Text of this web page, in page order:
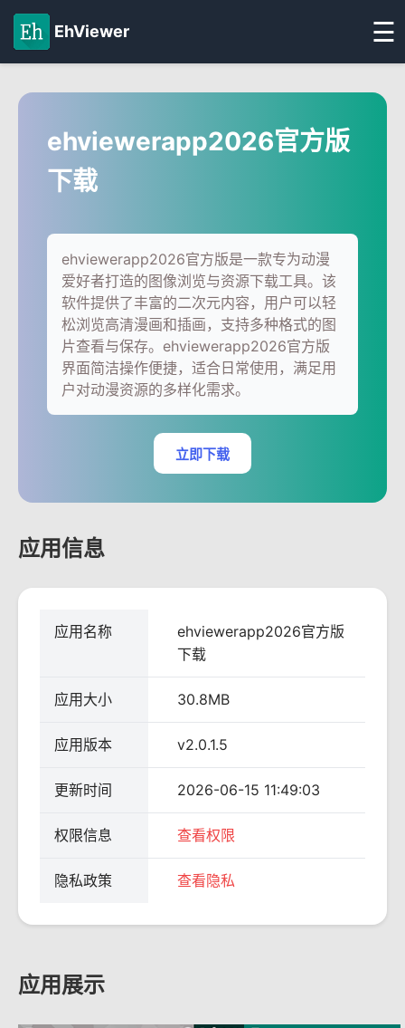
EhViewer ☰
ehviewerapp2026官方版
下载
ehviewerapp2026官方版是一款专为动漫
爱好者打造的图像浏览与资源下载工具。该
软件提供了丰富的二次元内容，用户可以轻
松浏览高清漫画和插画，支持多种格式的图
片查看与保存。ehviewerapp2026官方版
界面简洁操作便捷，适合日常使用，满足用
户对动漫资源的多样化需求。
立即下载
应用信息
应用名称
ehviewerapp2026官方版
下载
应用大小 30.8MB
应用版本 v2.0.1.5
更新时间 2026-06-15 11:49:03
权限信息 查看权限
隐私政策 查看隐私
应用展示